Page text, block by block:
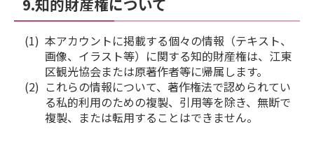
9.知的財産権について
本アカウントに掲載する個々の情報（テキスト、
画像、イラスト等）に関する知的財産権は、江東
区観光協会または原著作者等に帰属します。
これらの情報について、著作権法で認められてい
る私的利用のための複製、引用等を除き、無断で
複製、または転用することはできません。